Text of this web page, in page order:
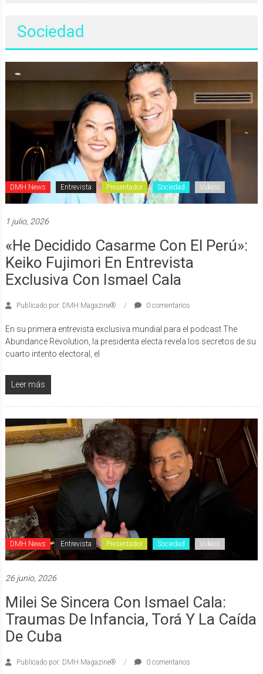
Sociedad
DMH News Entrevista Presentador Sociedad Videos
1 julio, 2026
«He Decidido Casarme Con El Perú»:
Keiko Fujimori En Entrevista
Exclusiva Con Ismael Cala
Publicado por: DMH Magazine® 0 comentarios
En su primera entrevista exclusiva mundial para el podcast The
Abundance Revolution, la presidenta electa revela los secretos de su
cuarto intento electoral, el
Leer más
DMH News Entrevista Presentador Sociedad Videos
26 junio, 2026
Milei Se Sincera Con Ismael Cala:
Traumas De Infancia, Torá Y La Caída
De Cuba
Publicado por: DMH Magazine® 0 comentarios